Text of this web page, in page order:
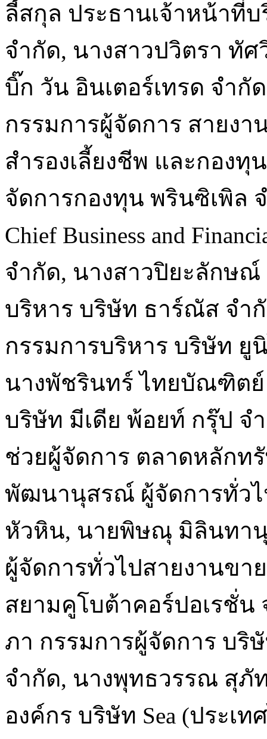
ลี้สกุล ประธานเจ้าหน้าที่
จำกัด, นางสาวปวิตรา ทั
บิ๊ก วัน อินเตอร์เทรด จำ
กรรมการผู้จัดการ สายง
สำรองเลี้ยงชีพ และกอง
จัดการกองทุน พรินซิเพิล
Chief Business and
จำกัด, นางสาวปิยะลักษ
บริหาร บริษัท ธาร์ณัส จำ
กรรมการบริหาร บริษัท ยู
นางพัชรินทร์ ไทยบัณฑิต
บริษัท มีเดีย พ้อยท์ กรุ๊ป
ช่วยผู้จัดการ ตลาดหลักท
พัฒนานุสรณ์ ผู้จัดการทั่ว
หัวหิน, นายพิษณุ มิลินทา
ผู้จัดการทั่วไปสายงานขา
สยามคูโบต้าคอร์ปอเรชั่
ภา กรรมการผู้จัดการ บริ
จำกัด, นางพุทธวรรณ สุภั
องค์กร บริษัท Sea (ประเ